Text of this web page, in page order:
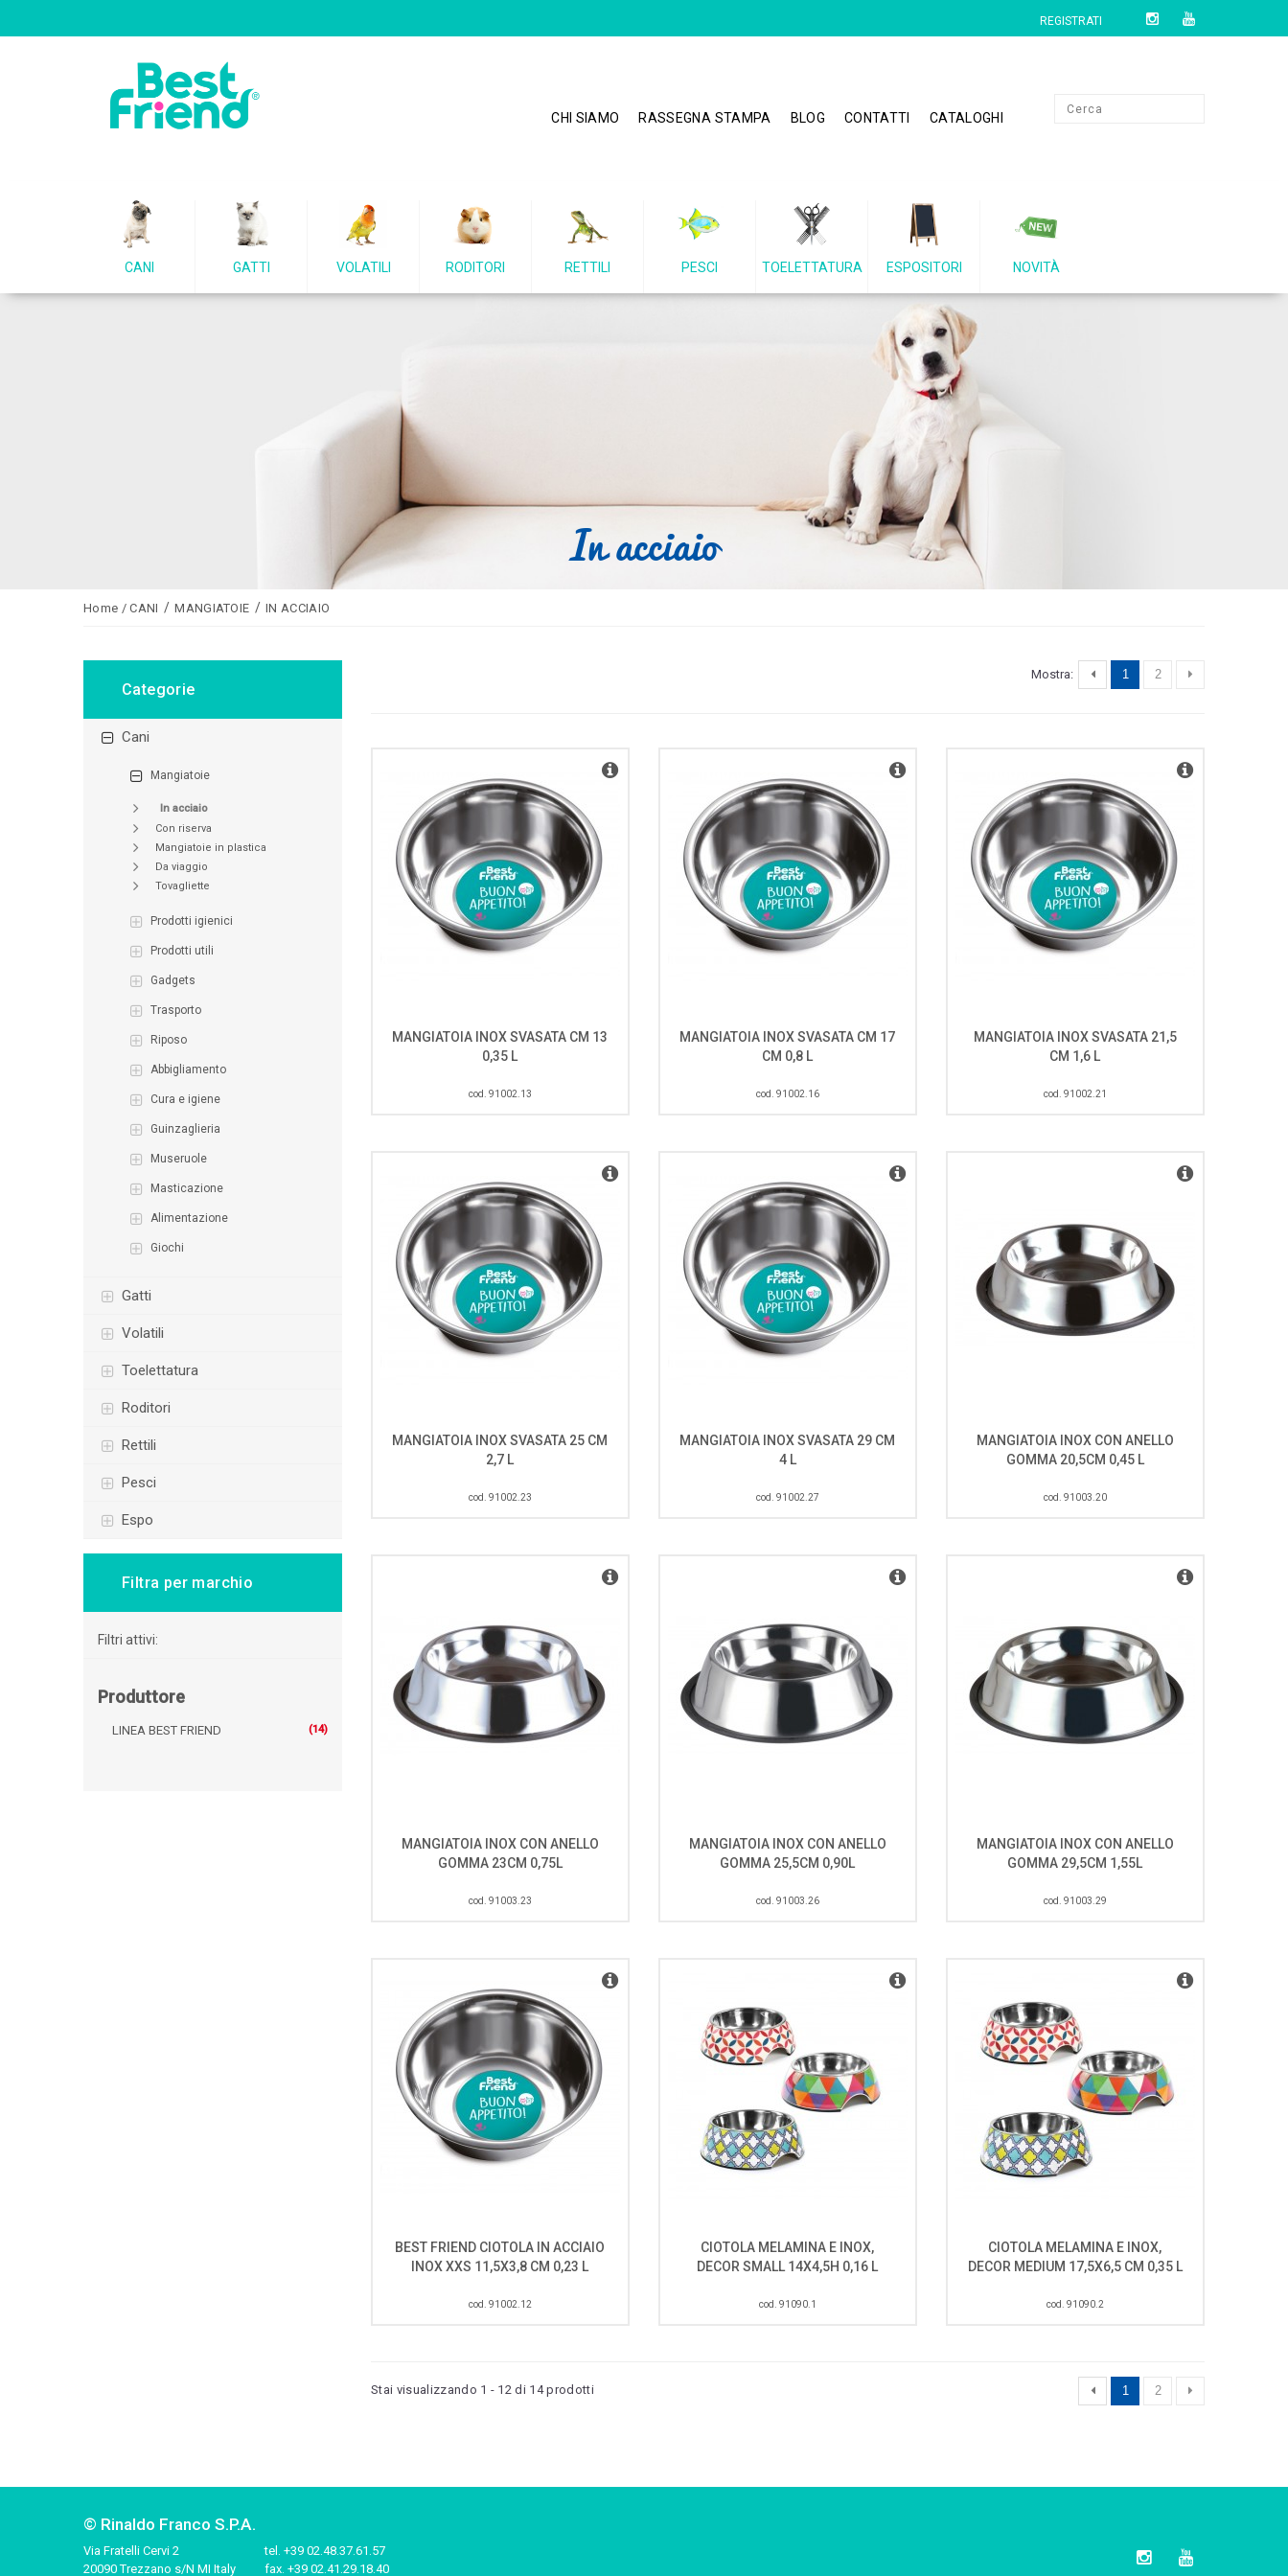
REGISTRATI
CHI SIAMO RASSEGNA STAMPA BLOG CONTATTI CATALOGHI
CANI GATTI VOLATILI RODITORI RETTILI PESCI TOELETTATURA ESPOSITORI NOVITÀ
in acciaio
Home / CANI MANGIATOIE IN ACCIAIO
Categorie
cani
mangiatoie
in acciaio
con riserva
mangiatoie in plastica
da viaggio
tovagliette
prodotti igienici
prodotti utili
gadgets
trasporto
riposo
abbigliamento
cura e igiene
guinzaglieria
museruole
masticazione
alimentazione
giochi
gatti
volatili
toelettatura
roditori
rettili
pesci
espo
Filtra per marchio
Filtri attivi:
Produttore
LINEA BEST FRIEND (14)
Mostra: 1 2
MANGIATOIA INOX SVASATA CM 13
0,35 L
cod. 91002.13
MANGIATOIA INOX SVASATA CM 17
CM 0,8 L
cod. 91002.16
MANGIATOIA INOX SVASATA 21,5
CM 1,6 L
cod. 91002.21
MANGIATOIA INOX SVASATA 25 CM
2,7 L
cod. 91002.23
MANGIATOIA INOX SVASATA 29 CM
4 L
cod. 91002.27
MANGIATOIA INOX CON ANELLO
GOMMA 20,5CM 0,45 L
cod. 91003.20
MANGIATOIA INOX CON ANELLO
GOMMA 23CM 0,75L
cod. 91003.23
MANGIATOIA INOX CON ANELLO
GOMMA 25,5CM 0,90L
cod. 91003.26
MANGIATOIA INOX CON ANELLO
GOMMA 29,5CM 1,55L
cod. 91003.29
BEST FRIEND CIOTOLA IN ACCIAIO
INOX XXS 11,5X3,8 CM 0,23 L
cod. 91002.12
CIOTOLA MELAMINA E INOX,
DECOR SMALL 14X4,5H 0,16 L
cod. 91090.1
CIOTOLA MELAMINA E INOX,
DECOR MEDIUM 17,5X6,5 CM 0,35 L
cod. 91090.2
1 2
Stai visualizzando 1 - 12 di 14 prodotti
© Rinaldo Franco S.P.A.
Via Fratelli Cervi 2
20090 Trezzano s/N MI Italy
tel. +39 02.48.37.61.57
fax. +39 02.41.29.18.40